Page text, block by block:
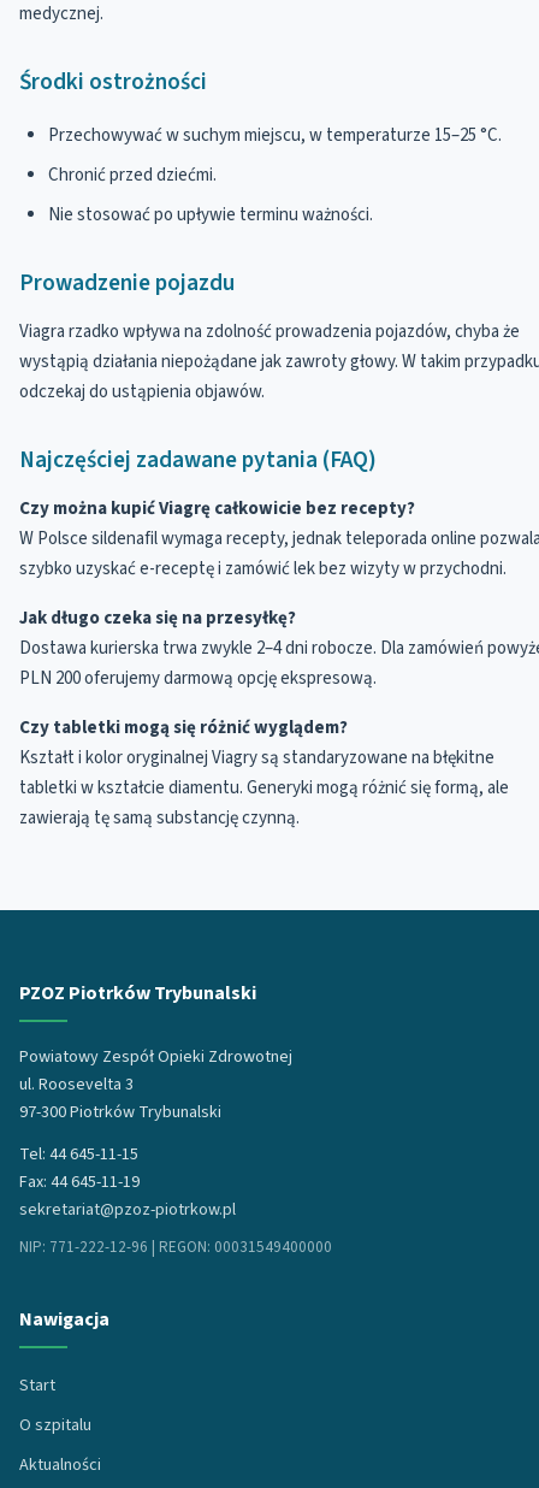
medycznej.
Środki ostrożności
Przechowywać w suchym miejscu, w temperaturze 15–25 °C.
Chronić przed dziećmi.
Nie stosować po upływie terminu ważności.
Prowadzenie pojazdu
Viagra rzadko wpływa na zdolność prowadzenia pojazdów, chyba że
wystąpią działania niepożądane jak zawroty głowy. W takim
odczekaj do ustąpienia objawów.
Najczęściej zadawane pytania (FAQ)
Czy można kupić Viagrę całkowicie bez recepty?
W Polsce sildenafil wymaga recepty, jednak teleporada online
szybko uzyskać e-receptę i zamówić lek bez wizyty w przychodni.
Jak długo czeka się na przesyłkę?
Dostawa kurierska trwa zwykle 2–4 dni robocze. Dla zamówień
PLN 200 oferujemy darmową opcję ekspresową.
Czy tabletki mogą się różnić wyglądem?
Kształt i kolor oryginalnej Viagry są standaryzowane na błękitne
tabletki w kształcie diamentu. Generyki mogą różnić się formą, ale
zawierają tę samą substancję czynną.
PZOZ Piotrków Trybunalski
Powiatowy Zespół Opieki Zdrowotnej
ul. Roosevelta 3
97-300 Piotrków Trybunalski
Tel: 44 645-11-15
Fax: 44 645-11-19
sekretariat@pzoz-piotrkow.pl
NIP: 771-222-12-96 | REGON: 00031549400000
Nawigacja
Start
O szpitalu
Aktualności